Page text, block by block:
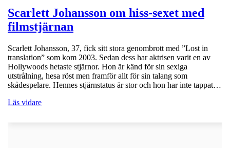
Scarlett Johansson om hiss-sexet med
filmstjärnan
Scarlett Johansson, 37, fick sitt stora genombrott med ”Lost in
translation” som kom 2003. Sedan dess har aktrisen varit en av
Hollywoods hetaste stjärnor. Hon är känd för sin sexiga
utstrålning, hesa röst men framför allt för sin talang som
skådespelare. Hennes stjärnstatus är stor och hon har inte tappat…
Läs vidare